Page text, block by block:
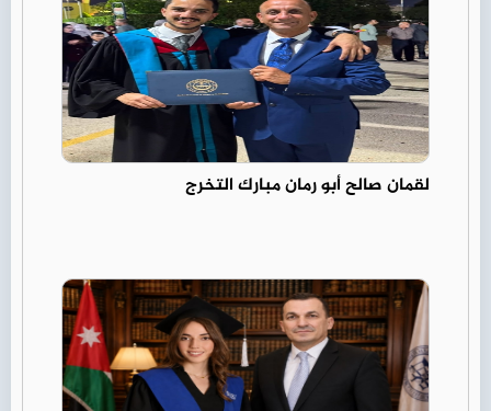
لقمان صالح أبو رمان مبارك التخرج